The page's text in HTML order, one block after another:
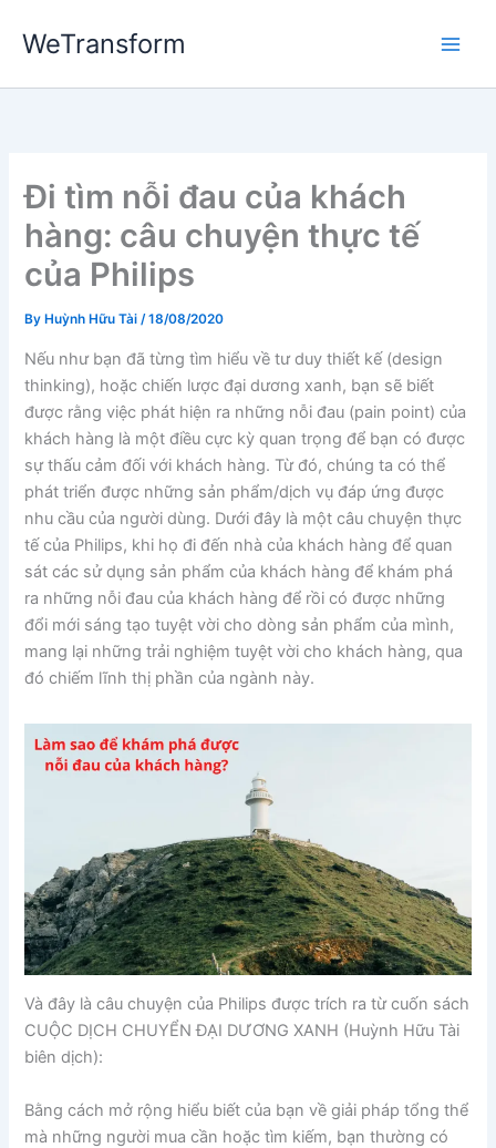
WeTransform
Đi tìm nỗi đau của khách
hàng: câu chuyện thực tế
của Philips
By Huỳnh Hữu Tài/18/08/2020
Nếu như bạn đã từng tìm hiểu về tư duy thiết kế (design
thinking), hoặc chiến lược đại dương xanh, bạn sẽ biết
được rằng việc phát hiện ra những nỗi đau (pain point) của
khách hàng là một điều cực kỳ quan trọng để bạn có được
sự thấu cảm đối với khách hàng. Từ đó, chúng ta có thể
phát triển được những sản phẩm/dịch vụ đáp ứng được
nhu cầu của người dùng. Dưới đây là một câu chuyện thực
tế của Philips, khi họ đi đến nhà của khách hàng để quan
sát các sử dụng sản phẩm của khách hàng để khám phá
ra những nỗi đau của khách hàng để rồi có được những
đổi mới sáng tạo tuyệt vời cho dòng sản phẩm của mình,
mang lại những trải nghiệm tuyệt vời cho khách hàng, qua
đó chiếm lĩnh thị phần của ngành này.
Và đây là câu chuyện của Philips được trích ra từ cuốn sách
CUỘC DỊCH CHUYỂN ĐẠI DƯƠNG XANH (Huỳnh Hữu Tài
biên dịch):
Bằng cách mở rộng hiểu biết của bạn về giải pháp tổng thể
mà những người mua cần hoặc tìm kiếm, bạn thường có